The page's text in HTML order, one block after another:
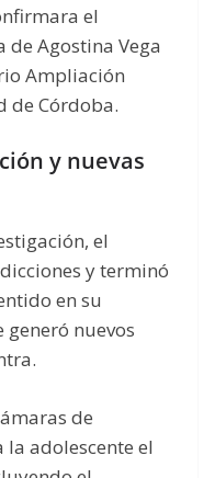
el
Agostina Vega
Ampliación
de Córdoba.
y nuevas
el
y terminó
en su
nuevos
de
adolescente el